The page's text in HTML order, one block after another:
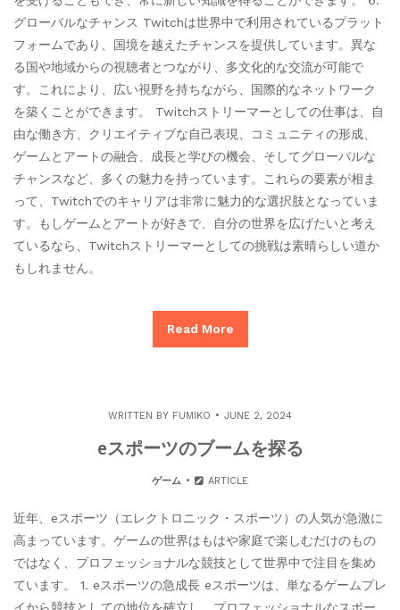
グローバルなチャンス Twitchは世界中で利用されているプラット
フォームであり、国境を越えたチャンスを提供しています。異な
る国や地域からの視聴者とつながり、多文化的な交流が可能で
す。これにより、広い視野を持ちながら、国際的なネットワーク
を築くことができます。 Twitchストリーマーとしての仕事は、自
由な働き方、クリエイティブな自己表現、コミュニティの形成、
ゲームとアートの融合、成長と学びの機会、そしてグローバルな
チャンスなど、多くの魅力を持っています。これらの要素が相ま
って、Twitchでのキャリアは非常に魅力的な選択肢となっていま
す。もしゲームとアートが好きで、自分の世界を広げたいと考え
ているなら、Twitchストリーマーとしての挑戦は素晴らしい道か
もしれません。
Read More
WRITTEN BY FUMIKO JUNE 2, 2024
eスポーツのブームを探る
ゲーム ARTICLE
近年、eスポーツ（エレクトロニック・スポーツ）の人気が急激に
高まっています。ゲームの世界はもはや家庭で楽しむだけのもの
ではなく、プロフェッショナルな競技として世界中で注目を集め
ています。 1. eスポーツの急成長 eスポーツは、単なるゲームプレ
イから競技としての地位を確立し、プロフェッショナルなスポー